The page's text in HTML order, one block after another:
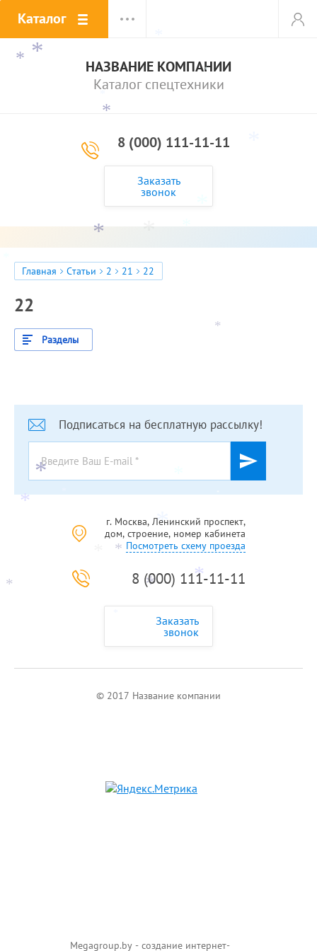
*
*
*
*
*
*
*
*
*
*
*
*
*
*
*
*
*
*
*
*
*
*
Каталог
НАЗВАНИЕ КОМПАНИИ
Каталог спецтехники
8 (000) 111-11-11
Заказать
звонок
Главная Статьи 2 21 22
22
Разделы
Подписаться на бесплатную рассылку!
г. Москва, Ленинский проспект,
дом, строение, номер кабинета
Посмотреть схему проезда
8 (000) 111-11-11
Заказать
звонок
© 2017 Название компании
Мegagroup.by - создание интернет-